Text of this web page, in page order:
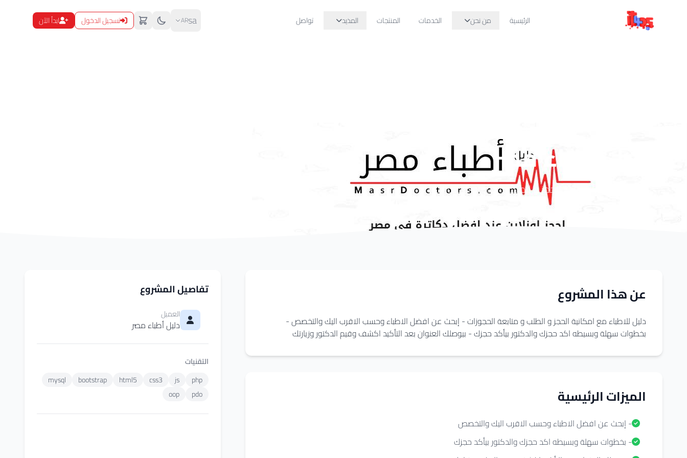
الرئيسية من نحن الخدمات المنتجات المذيد تواصل sa
AR تسجيل الدخول ابدأ الآن
دليل اطباء مصر
دليل للاطباء مع امكانية الحجز و الطلب و متابعة الحجوزات
عن هذا المشروع
دليل للاطباء مع امكانية الحجز و الطلب و متابعة الحجوزات - إبحث عن افضل الاطباء وحسب الاقرب اليك والتخصص -
بخطوات سهلة وبسيطه اكد حجزك والدكتور بيأكد حجزك - بيوصلك العنوان بعد التأكيد اكشف وقيم الدكتور وزيارتك
الميزات الرئيسية
- إبحث عن افضل الاطباء وحسب الاقرب اليك والتخصص
- بخطوات سهلة وبسيطه اكد حجزك والدكتور بيأكد حجزك
تفاصيل المشروع
العميل
دليل أطباء مصر
التقنيات
php
js
css3
html5
bootstrap
mysql
pdo
oop